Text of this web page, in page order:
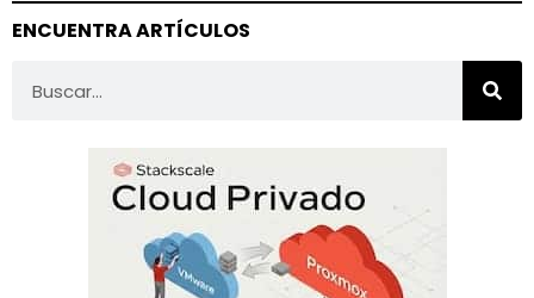
ENCUENTRA ARTÍCULOS